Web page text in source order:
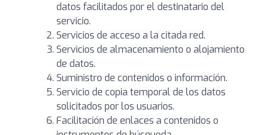
datos facilitados por el destinatario del
servicio.
Servicios de acceso a la citada red.
Servicios de almacenamiento o alojamiento
de datos.
Suministro de contenidos o información.
Servicio de copia temporal de los datos
solicitados por los usuarios.
Facilitación de enlaces a contenidos o